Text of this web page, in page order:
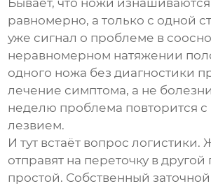
Бывает, что ножи
равномерно, а только с одной
уже сигнал о проблеме в
неравномерном натяжении
одного ножа без диагностики
лечение симптома, а не
неделю проблема повторится
лезвием.
И тут встаёт вопрос логистики.
отправят на переточку в
простой. Собственный